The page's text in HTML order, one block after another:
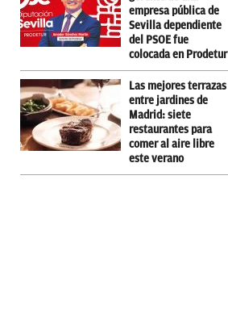
empresa pública de
Sevilla dependiente
del PSOE fue
colocada en Prodetur
Las mejores terrazas
entre jardines de
Madrid: siete
restaurantes para
comer al aire libre
este verano